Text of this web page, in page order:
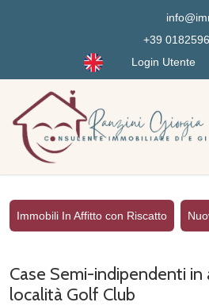
+39
Login Utente
Immobili In Affitto con Riscatto
Case Semi-indipendenti
località Golf Club